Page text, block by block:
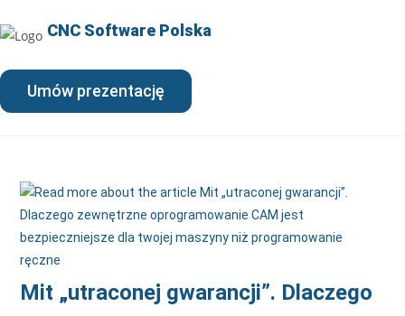
CNC Software Polska
Umów prezentację
Mit „utraconej gwarancji”. Dlaczego